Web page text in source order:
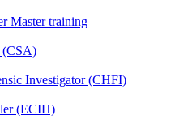
Master training
(CSA)
Investigator (CHFI)
(ECIH)